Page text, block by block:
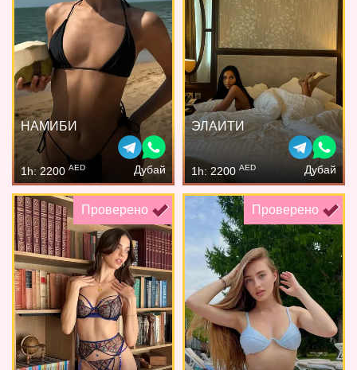
НАМИБИ
1h: 2200 AED Дубай
ЭЛАИТИ
1h: 2200 AED Дубай
Проверено Проверено